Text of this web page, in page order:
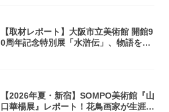
【取材レポート】大阪市立美術館 開館9
0周年記念特別展「水滸伝」、物語を知
【2026年夏・新宿】SOMPO美術館『山
口華楊展』レポート！花鳥画家が生涯描